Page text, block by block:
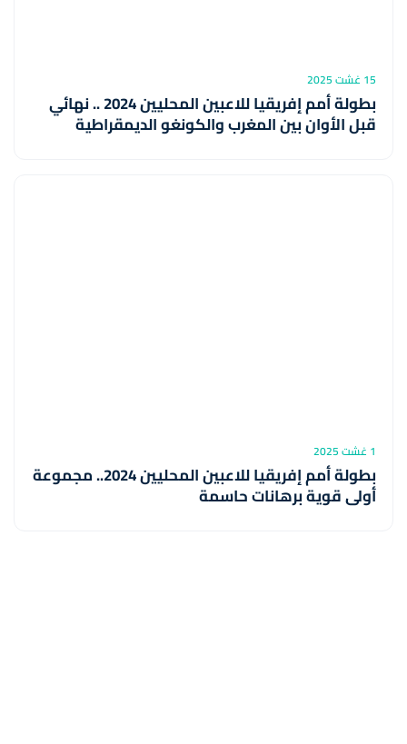
15 غشت 2025
بطولة أمم إفريقيا للاعبين المحليين 2024 .. نهائي
قبل الأوان بين المغرب والكونغو الديمقراطية
1 غشت 2025
بطولة أمم إفريقيا للاعبين المحليين 2024.. مجموعة
أولى قوية برهانات حاسمة